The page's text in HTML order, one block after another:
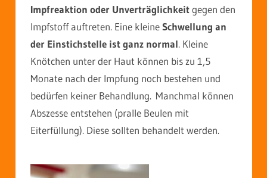
Impfreaktion oder Unverträglichkeitgegen den
Impfstoff auftreten. Eine kleineSchwellung an
der Einstichstelle ist ganz normal. Kleine
Knötchen unter der Haut können bis zu 1,5
Monate nach der Impfung noch bestehen und
bedürfen keiner Behandlung. Manchmal können
Abszesse entstehen (pralle Beulen mit
Eiterfüllung). Diese sollten behandelt werden.